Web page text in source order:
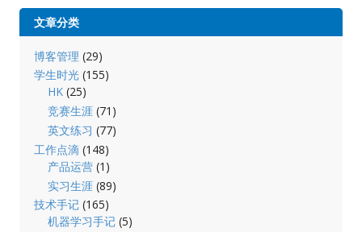
文章分类
博客管理 (29)
学生时光(155)
HK (25)
竞赛生涯 (71)
英文练习 (77)
工作点滴(148)
产品运营 (1)
实习生涯 (89)
技术手记(165)
机器学习手记 (5)